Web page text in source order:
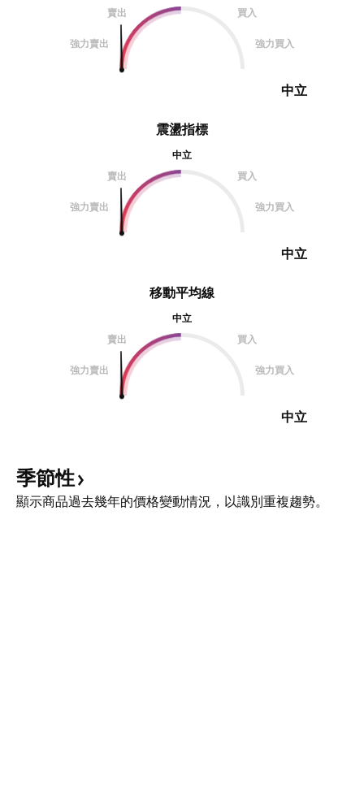
震盪指標
中立
賣出
買入
強力賣出 強力買入
中立
賣出 買入
強力賣出 強力買入
中立
移動平均線
中立
賣出
買入
強力賣出 強力買入
中立
季節性
顯示商品過去幾年的價格變動情況，以識別重複趨勢。